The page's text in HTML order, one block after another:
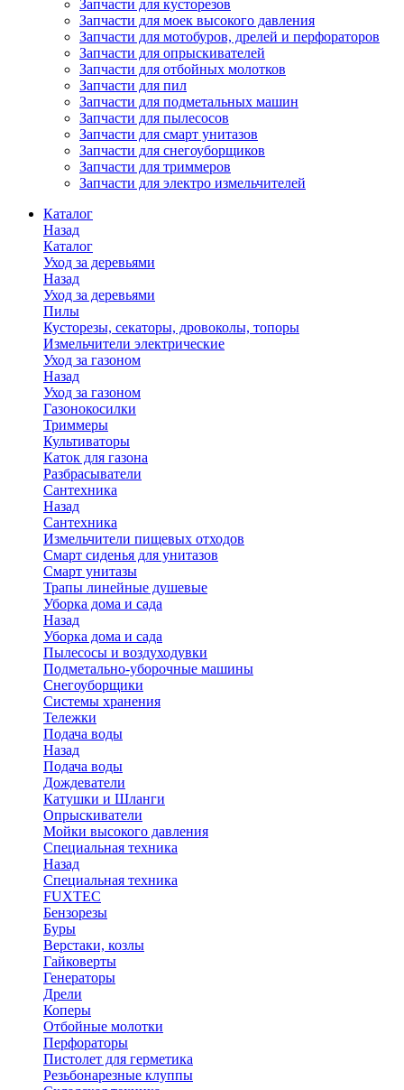
Запчасти для кусторезов
Запчасти для моек высокого давления
Запчасти для мотобуров, дрелей и перфораторов
Запчасти для опрыскивателей
Запчасти для отбойных молотков
Запчасти для пил
Запчасти для подметальных машин
Запчасти для пылесосов
Запчасти для смарт унитазов
Запчасти для снегоуборщиков
Запчасти для триммеров
Запчасти для электро измельчителей
Каталог
Назад
Каталог
Уход за деревьями
Назад
Уход за деревьями
Пилы
Кусторезы, секаторы, дровоколы, топоры
Измельчители электрические
Уход за газоном
Назад
Уход за газоном
Газонокосилки
Триммеры
Культиваторы
Каток для газона
Разбрасыватели
Сантехника
Назад
Сантехника
Измельчители пищевых отходов
Смарт сиденья для унитазов
Смарт унитазы
Трапы линейные душевые
Уборка дома и сада
Назад
Уборка дома и сада
Пылесосы и воздуходувки
Подметально-уборочные машины
Снегоуборщики
Системы хранения
Тележки
Подача воды
Назад
Подача воды
Дождеватели
Катушки и Шланги
Опрыскиватели
Мойки высокого давления
Специальная техника
Назад
Специальная техника
FUXTEC
Бензорезы
Буры
Верстаки, козлы
Гайковерты
Генераторы
Дрели
Коперы
Отбойные молотки
Перфораторы
Пистолет для герметика
Резьбонарезные клуппы